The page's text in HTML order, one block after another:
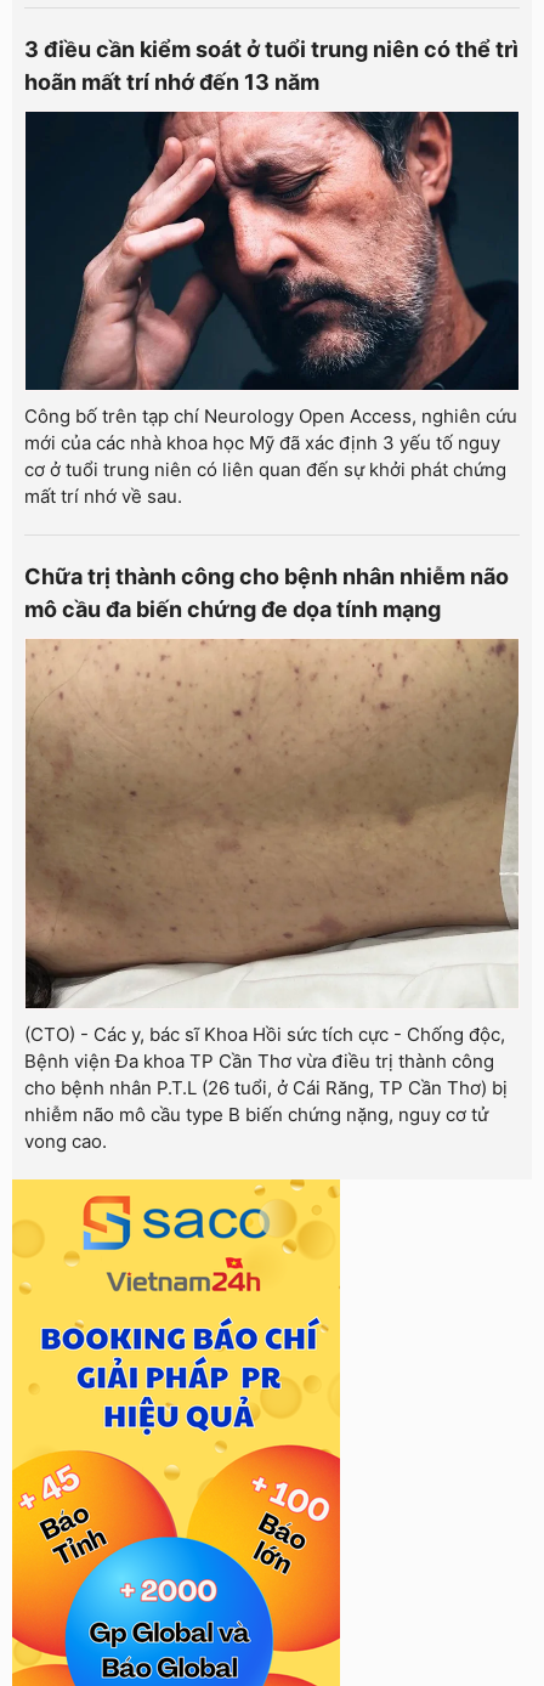
3 điều cần kiểm soát ở tuổi trung niên có thể trì
hoãn mất trí nhớ đến 13 năm
Công bố trên tạp chí Neurology Open Access, nghiên cứu
mới của các nhà khoa học Mỹ đã xác định 3 yếu tố nguy
cơ ở tuổi trung niên có liên quan đến sự khởi phát chứng
mất trí nhớ về sau.
Chữa trị thành công cho bệnh nhân nhiễm não
mô cầu đa biến chứng đe dọa tính mạng
(CTO) - Các y, bác sĩ Khoa Hồi sức tích cực - Chống độc,
Bệnh viện Đa khoa TP Cần Thơ vừa điều trị thành công
cho bệnh nhân P.T.L (26 tuổi, ở Cái Răng, TP Cần Thơ) bị
nhiễm não mô cầu type B biến chứng nặng, nguy cơ tử
vong cao.